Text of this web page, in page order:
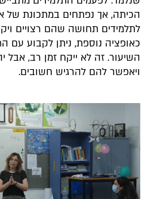
הכיתה, אך נפתחים במתכונת
לתלמידים תחושה שהם רצויים
כאופציה נוספת, ניתן לקבוע עם
השיעור. זה לא ייקח זמן רב, אבל
ויאפשר להם להרגיש חשובים.